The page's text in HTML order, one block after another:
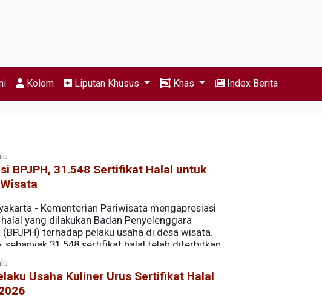
Kolom Liputan Khusus Khas Index Berita
BPJPH, 31.548 Sertifikat Halal untuk
- Kementerian Pariwisata mengapresiasi
yang dilakukan Badan Penyelenggara
terhadap pelaku usaha di desa wisata.
sebanyak 31.548 sertifikat halal telah diterbitkan
di lebih dari seribu desa wisata di seluruh
Usaha Kuliner Urus Sertifikat Halal